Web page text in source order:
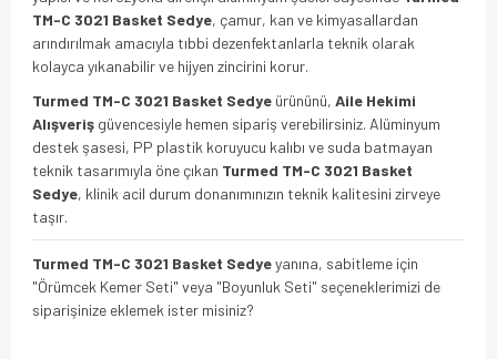
TM-C 3021 Basket Sedye, çamur, kan ve kimyasallardan
arındırılmak amacıyla tıbbi dezenfektanlarla teknik olarak
kolayca yıkanabilir ve hijyen zincirini korur.
Turmed TM-C 3021 Basket Sedye ürününü, Aile Hekimi
Alışveriş güvencesiyle hemen sipariş verebilirsiniz. Alüminyum
destek şasesi, PP plastik koruyucu kalıbı ve suda batmayan
teknik tasarımıyla öne çıkan Turmed TM-C 3021 Basket
Sedye, klinik acil durum donanımınızın teknik kalitesini zirveye
taşır.
Turmed TM-C 3021 Basket Sedyeyanına, sabitleme için
"Örümcek Kemer Seti" veya "Boyunluk Seti" seçeneklerimizi de
siparişinize eklemek ister misiniz?